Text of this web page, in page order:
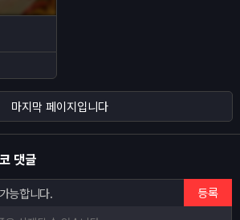
마지막 페이지입니다
댓글
능합니다. 등록